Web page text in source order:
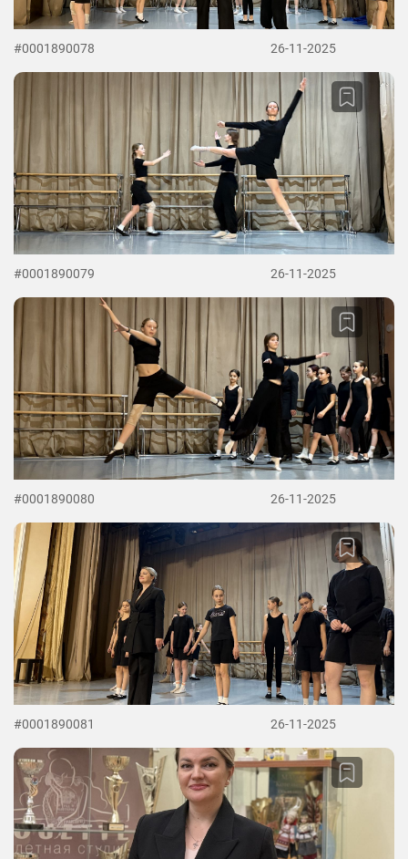
#0001890078 26-11-2025
#0001890079 26-11-2025
#0001890080 26-11-2025
#0001890081 26-11-2025